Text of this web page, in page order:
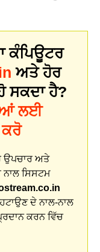
ਕੰਪਿਊਟਰ
ਅਤੇ ਹੋਰ
ਸਕਦਾ ਹੈ?
ਲਈ
ਉਪਚਾਰ ਅਤੇ
ਸਿਸਟਮ
ਦੇ ਨਾਲ-ਨਾਲ
ਕਰਨ ਵਿੱਚ